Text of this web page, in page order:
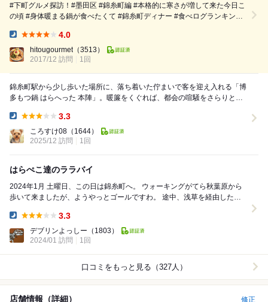
#下町グルメ探訪！#墨田区 #錦糸町編 #本格的に寒さが増して来た今日こ
の頃 #身体暖まる鍋が食べたくて #錦糸町ディナー #食べログランキング
鍋 はらへった 本陣」#初訪問！ #先ずは #名物 #ピリ辛もやし #ピリ辛
旨！ #全力ポテトサラダ #隠し味 #沢庵入って旨！ #もつ鍋 #定番 #黒の
牛...
4.0
hitougourmet （3513）
2017/12 訪問
1回
錦糸町駅から少し歩いた場所に、落ち着いた佇まいで客を迎え入れる「博
多もつ鍋 はらへった 本陣」。暖簾をくぐれば、都会の喧騒をさらりと遮
3.3
ころすけ08 （1644）
2025/12 訪問
1回
はらぺこ達のララバイ
2024年1月 土曜日、この日は錦糸町へ。 ウォーキングがてら秋葉原から
歩いて来ましたが、ようやっとゴールですわ。 途中、浅草を経由したと
3.3
デブリンよっしー （1803）
2024/01 訪問
1回
口コミをもっと見る（327人）
店舗情報（詳細） 修正